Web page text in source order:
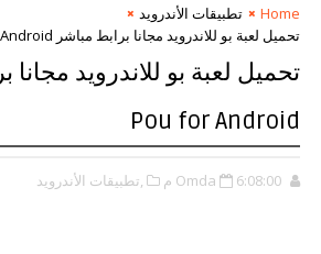
Home
تطبيقات الأندرويد
تحميل لعبة بو للاندرويد مجانا برابط مباشر Pou for Android
تحميل لعبة بو للاندرويد مجانا
Pou for Android
Omda 6:08:00 م ,تطبيقات الأندرويد